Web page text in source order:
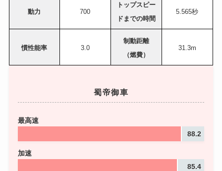
動力 700
トップスピー
ドまでの時間
5.565秒
慣性能率 3.0
制動距離
（燃費）
31.3m
蜀帝御車
最高速
88.2
加速
85.4